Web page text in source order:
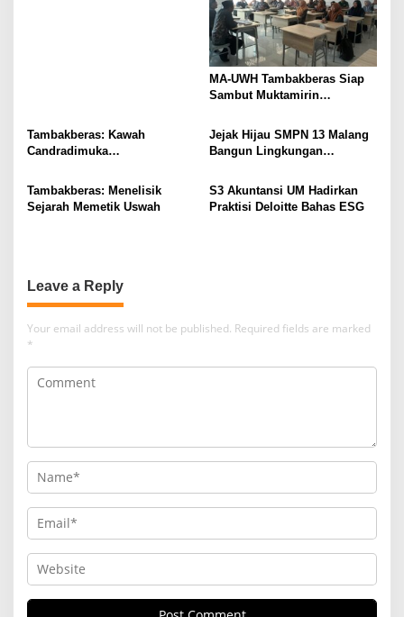
MA-UWH Tambakberas Siap
Sambut Muktamirin
Tambakberas: Kawah
Candradimuka
Ulama
Jejak Hijau SMPN 13 Malang
Bangun Lingkungan
Tambakberas: Menelisik
Sejarah Memetik Uswah
S3 Akuntansi UM Hadirkan
Praktisi Deloitte Bahas ESG
Leave a Reply
Your email address will not be published. Required fields are marked
*